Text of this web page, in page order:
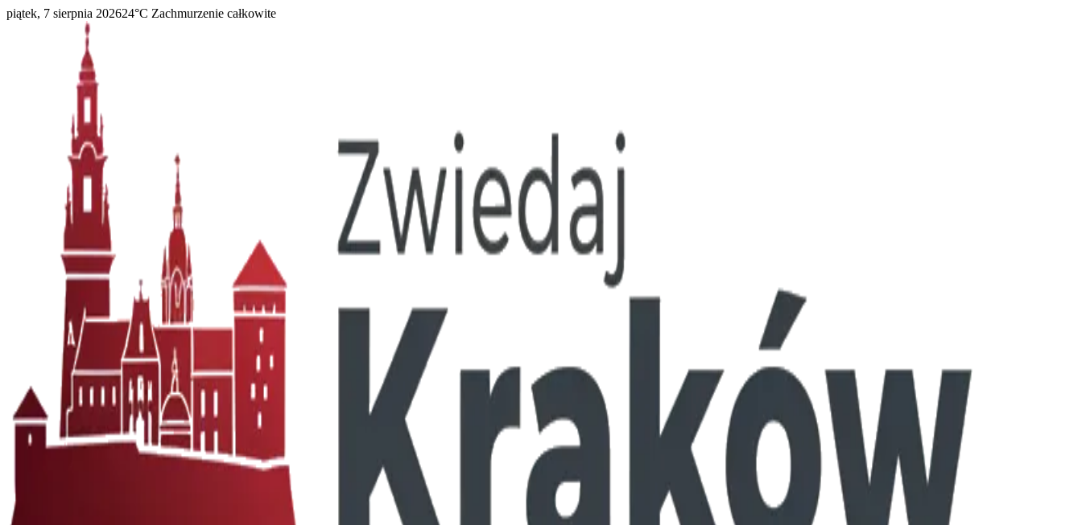
piątek, 7 sierpnia 202624°C Zachmurzenie całkowite